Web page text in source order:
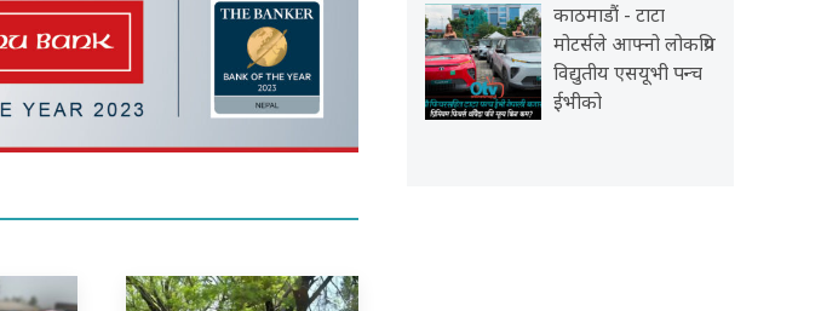
काठमाडौं - टाटा
मोटर्सले आफ्नो लोकप्रिय
विद्युतीय एसयूभी पन्च
ईभीको